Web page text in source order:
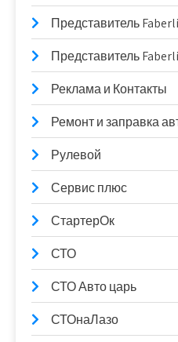
Представитель
Представитель
Реклама и Контакты
Ремонт и заправка
Рулевой
Сервис плюс
СтартерОк
СТО
СТО Авто царь
СТОнаЛазо